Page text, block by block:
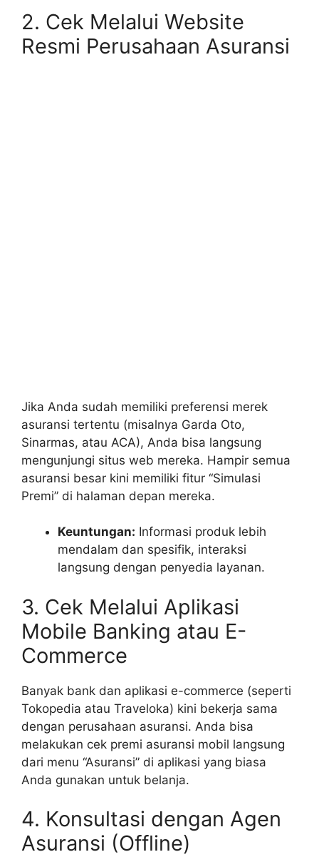
2. Cek Melalui Website
Resmi Perusahaan Asuransi
Jika Anda sudah memiliki preferensi merek
asuransi tertentu (misalnya Garda Oto,
Sinarmas, atau ACA), Anda bisa langsung
mengunjungi situs web mereka. Hampir semua
asuransi besar kini memiliki fitur “Simulasi
Premi” di halaman depan mereka.
Keuntungan: Informasi produk lebih
mendalam dan spesifik, interaksi
langsung dengan penyedia layanan.
3. Cek Melalui Aplikasi
Mobile Banking atau E-
Commerce
Banyak bank dan aplikasi e-commerce (seperti
Tokopedia atau Traveloka) kini bekerja sama
dengan perusahaan asuransi. Anda bisa
melakukan cek premi asuransi mobil langsung
dari menu “Asuransi” di aplikasi yang biasa
Anda gunakan untuk belanja.
4. Konsultasi dengan Agen
Asuransi (Offline)